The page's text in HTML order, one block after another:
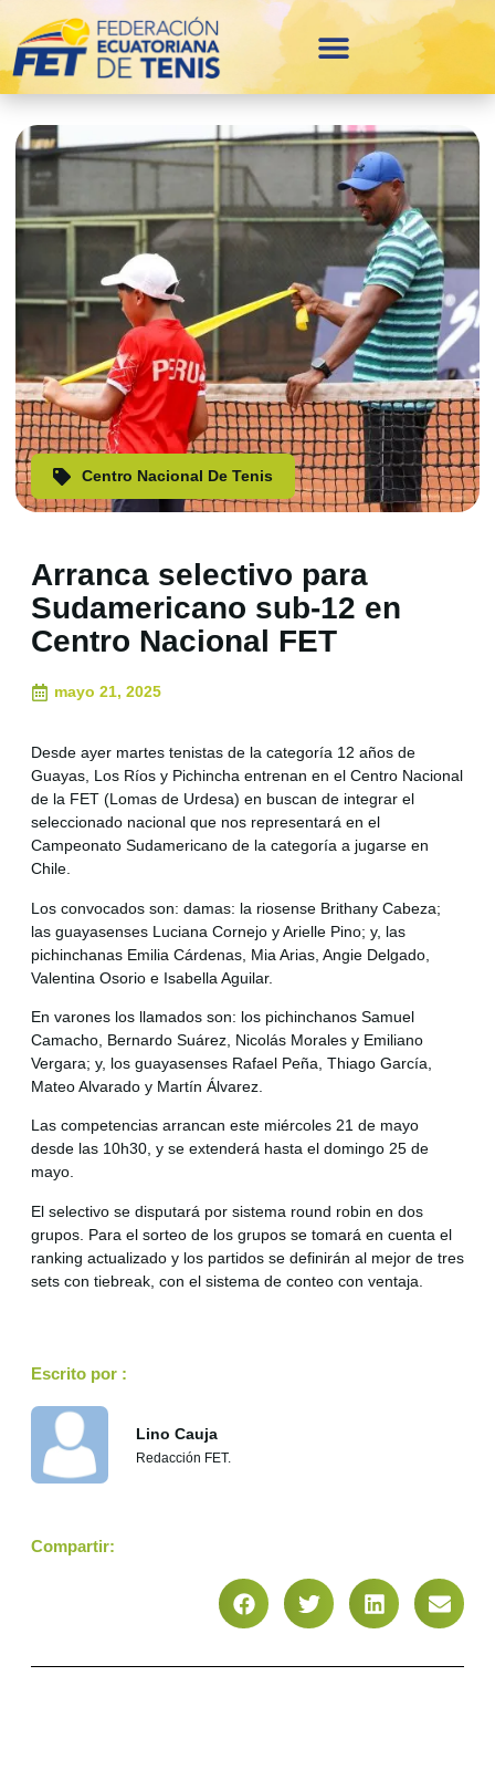
Centro Nacional De Tenis
Arranca selectivo para
Sudamericano sub-12 en
Centro Nacional FET
mayo 21, 2025
Desde ayer martes tenistas de la categoría 12 años de
Guayas, Los Ríos y Pichincha entrenan en el Centro Nacional
de la FET (Lomas de Urdesa) en buscan de integrar el
seleccionado nacional que nos representará en el
Campeonato Sudamericano de la categoría a jugarse en
Chile.
Los convocados son: damas: la riosense Brithany Cabeza;
las guayasenses Luciana Cornejo y Arielle Pino; y, las
pichinchanas Emilia Cárdenas, Mia Arias, Angie Delgado,
Valentina Osorio e Isabella Aguilar.
En varones los llamados son: los pichinchanos Samuel
Camacho, Bernardo Suárez, Nicolás Morales y Emiliano
Vergara; y, los guayasenses Rafael Peña, Thiago García,
Mateo Alvarado y Martín Álvarez.
Las competencias arrancan este miércoles 21 de mayo
desde las 10h30, y se extenderá hasta el domingo 25 de
mayo.
El selectivo se disputará por sistema round robin en dos
grupos. Para el sorteo de los grupos se tomará en cuenta el
ranking actualizado y los partidos se definirán al mejor de tres
sets con tiebreak, con el sistema de conteo con ventaja.
Escrito por :
Lino Cauja
Redacción FET.
Compartir: